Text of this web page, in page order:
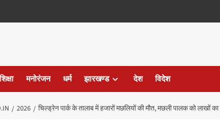
शिक्षा मनोरंजन धर्म झारखण्ड देश विदेश
2026 चिल्ड्रेन पार्क के तालाब में हजारों मछलियों की मौत, मछली पालक को लाखों